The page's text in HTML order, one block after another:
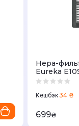
Hepa-
Eureka
Кешбэк34 ₴
699₴